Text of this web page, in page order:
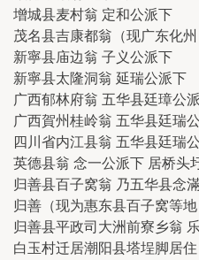
增城县麦村翁 定和公派下
茂名县吉康都翁（现广东化
新寧县庙边翁 子义公派下
新寧县太隆洞翁 延瑞公派下
广西郁林府翁 五华县廷璋公
广西賀州桂岭翁 五华县廷瑞
四川省内江县翁 五华县廷瑞
英德县翁 念一公派下 居桥头
归善县百子窝翁 乃五华县念
归善（现为惠东县百子窝等地
归善县平政司大洲前寮乡翁
白玉村迁居潮阳县塔埕脚居住